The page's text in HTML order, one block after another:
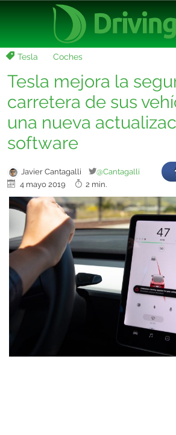
Tesla Coches
Tesla mejora la
carretera de sus
una nueva
software
Javier Cantagalli
@Cantagalli
4 mayo 2019
2 min.